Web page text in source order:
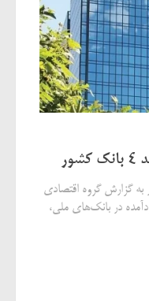
اختلال در فرایند ۴ بانک کشور به گزارش گروه اقتصادی
در بانک‌های ملی،